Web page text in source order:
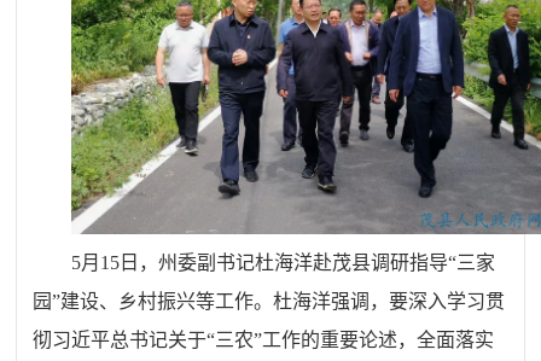
5月15日，州委副书记杜海洋赴茂县调研指导“三家
园”建设、乡村振兴等工作。杜海洋强调 ，要深入学习贯
彻习近平总书记关于“三农”工作的重要论述，全面落实